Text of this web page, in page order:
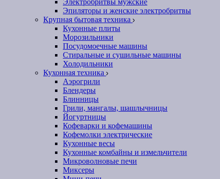
Электробритвы мужские
Эпиляторы и женские электробритвы
Крупная бытовая техника
Кухонные плиты
Морозильники
Посудомоечные машины
Стиральные и сушильные машины
Холодильники
Кухонная техника
Аэрогрили
Блендеры
Блинницы
Грили, мангалы, шашлычницы
Йогуртницы
Кофеварки и кофемашины
Кофемолки электрические
Кухонные весы
Кухонные комбайны и измельчители
Микроволновые печи
Миксеры